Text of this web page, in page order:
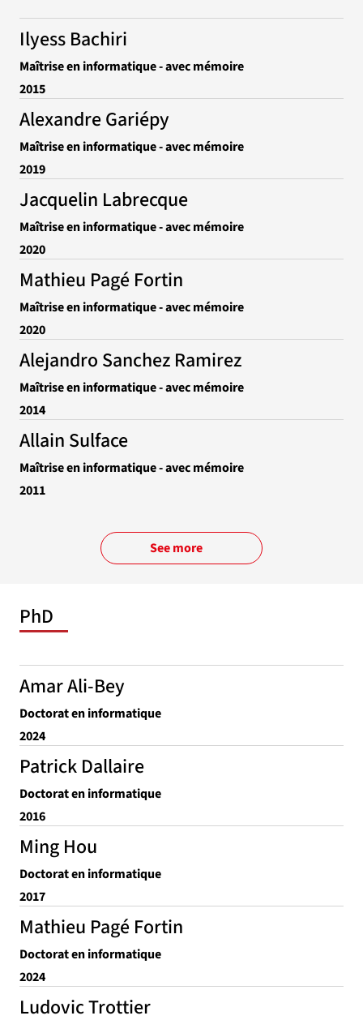
Ilyess Bachiri
Maîtrise en informatique - avec mémoire
2015
Alexandre Gariépy
Maîtrise en informatique - avec mémoire
2019
Jacquelin Labrecque
Maîtrise en informatique - avec mémoire
2020
Mathieu Pagé Fortin
Maîtrise en informatique - avec mémoire
2020
Alejandro Sanchez Ramirez
Maîtrise en informatique - avec mémoire
2014
Allain Sulface
Maîtrise en informatique - avec mémoire
2011
See more
PhD
Amar Ali-Bey
Doctorat en informatique
2024
Patrick Dallaire
Doctorat en informatique
2016
Ming Hou
Doctorat en informatique
2017
Mathieu Pagé Fortin
Doctorat en informatique
2024
Ludovic Trottier